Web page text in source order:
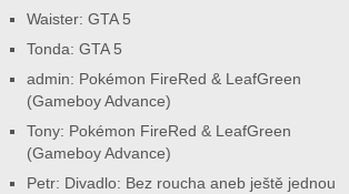
Waister: GTA 5
Tonda: GTA 5
admin: Pokémon FireRed & LeafGreen
(Gameboy Advance)
Tony: Pokémon FireRed & LeafGreen
(Gameboy Advance)
Petr: Divadlo: Bez roucha aneb ještě jednou